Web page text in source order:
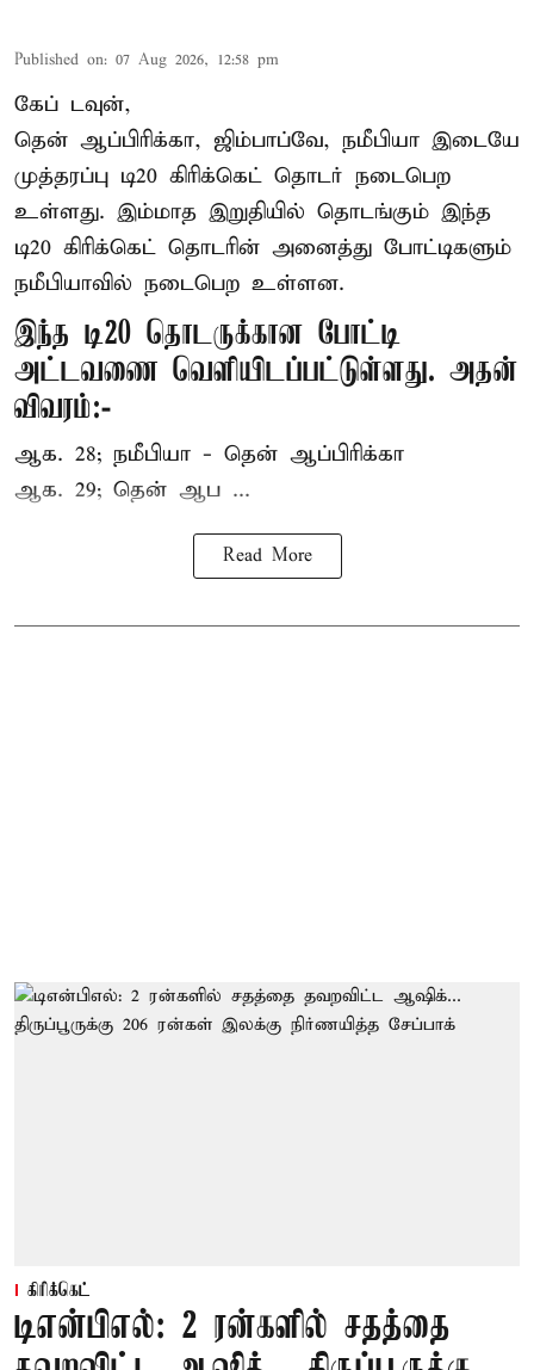
Published on: 07 Aug 2026, 12:58 pm
கேப் டவுன்,
தென் ஆப்பிரிக்கா, ஜிம்பாப்வே, நமீபியா இடையே
முத்தரப்பு டி20 கிரிக்கெட் தொடர் நடைபெற
உள்ளது. இம்மாத இறுதியில் தொடங்கும் இந்த
டி20 கிரிக்கெட் தொடரின் அனைத்து போட்டிகளும்
நமீபியாவில் நடைபெற உள்ளன.
இந்த டி20 தொடருக்கான போட்டி
அட்டவணை வெளியிடப்பட்டுள்ளது. அதன்
விவரம்:-
ஆக. 28; நமீபியா - தென் ஆப்பிரிக்கா
ஆக. 29; தென் ஆப ...
Read More
கிரிக்கெட்
டிஎன்பிஎல்: 2 ரன்களில் சதத்தை